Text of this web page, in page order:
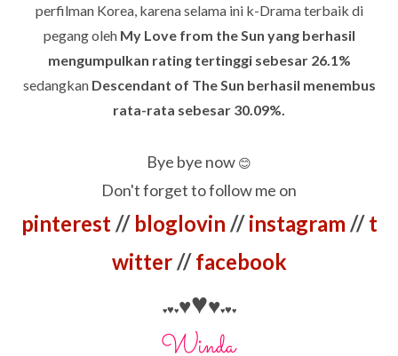
perfilman Korea, karena selama ini k-Drama terbaik di
pegang oleh My Love from the Sun yang berhasil
mengumpulkan rating tertinggi sebesar 26.1%
sedangkan Descendant of The Sun berhasil menembus
rata-rata sebesar 30.09%.
Bye bye now 😊
Don't forget to follow me on
pinterest // bloglovin //instagram //t
witter//facebook
♥♥♥♥♥♥♥♥♥